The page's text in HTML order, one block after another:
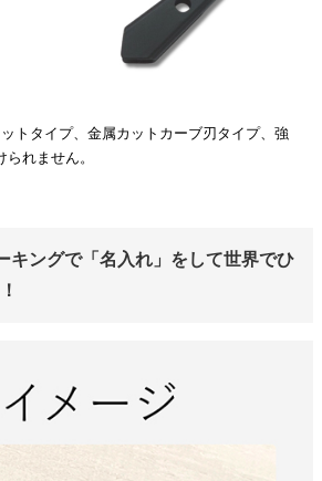
トタイプ、金属カットカーブ刃タイプ、強
れません。
キングで「名入れ」をして世界でひ